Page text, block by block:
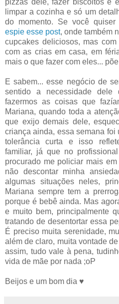
limpar a cozinha e só um
do momento. Se você quiser
espie esse post, onde também
cupcakes deliciosos, mas
com as crias em casa, em
mais o que fazer com eles...
E sabem... esse negócio de
sentido a necessidade
fazermos as coisas que
Mariana, quando toda a
que exijo demais dele,
criança ainda, essa semana
tolerância curta e isso
familiar, já que no
procurado me policiar mais
não descontar minha
algumas situações neles,
Mariana sempre tem a
porque é bebê ainda. Mas
e muito bem, principalmente
tratando de desentortar essa
É preciso muita serenidade,
além de claro, muita vontade
assim, tudo vale à pena,
vida de mãe por nada ;oP
Beijos e um bom dia ♥